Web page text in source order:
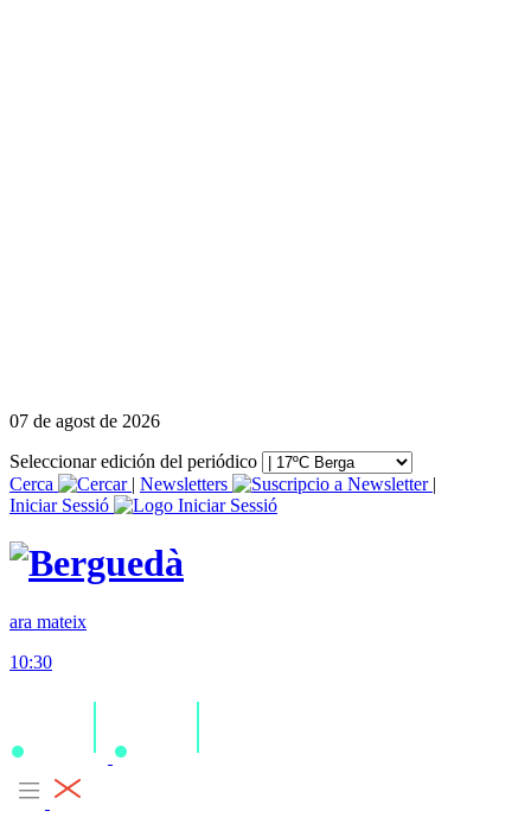
07 de agost de 2026
Seleccionar edición del periódico
Cerca
| Newsletters
|
Iniciar Sessió
ara mateix
10:30